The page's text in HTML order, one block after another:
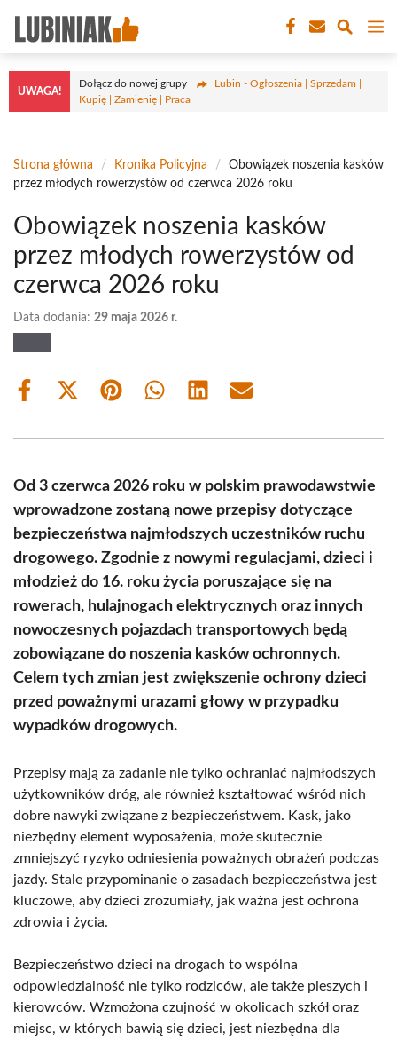
treści
UWAGA!
Dołącz do nowej grupy
Lubin - Ogłoszenia | Sprzedam |
Kupię | Zamienię | Praca
Strona główna / Kronika Policyjna /
Obowiązek noszenia kasków
przez młodych rowerzystów od czerwca 2026 roku
Obowiązek noszenia kasków
przez młodych rowerzystów od
czerwca 2026 roku
Data dodania: 29 maja 2026 r.
Share
Share
(Twitter)
Share Share Share Share
Od 3 czerwca 2026 roku w polskim prawodawstwie
wprowadzone zostaną nowe przepisy dotyczące
bezpieczeństwa najmłodszych uczestników ruchu
drogowego. Zgodnie z nowymi regulacjami, dzieci i
młodzież do 16. roku życia poruszające się na
rowerach, hulajnogach elektrycznych oraz innych
nowoczesnych pojazdach transportowych będą
zobowiązane do noszenia kasków ochronnych.
Celem tych zmian jest zwiększenie ochrony dzieci
przed poważnymi urazami głowy w przypadku
wypadków drogowych.
Przepisy mają za zadanie nie tylko ochraniać najmłodszych
użytkowników dróg, ale również kształtować wśród nich
dobre nawyki związane z bezpieczeństwem. Kask, jako
niezbędny element wyposażenia, może skutecznie
zmniejszyć ryzyko odniesienia poważnych obrażeń podczas
jazdy. Stale przypominanie o zasadach bezpieczeństwa jest
kluczowe, aby dzieci zrozumiały, jak ważna jest ochrona
zdrowia i życia.
Bezpieczeństwo dzieci na drogach to wspólna
odpowiedzialność nie tylko rodziców, ale także pieszych i
kierowców. Wzmożona czujność w okolicach szkół oraz
miejsc, w których bawią się dzieci, jest niezbędna dla